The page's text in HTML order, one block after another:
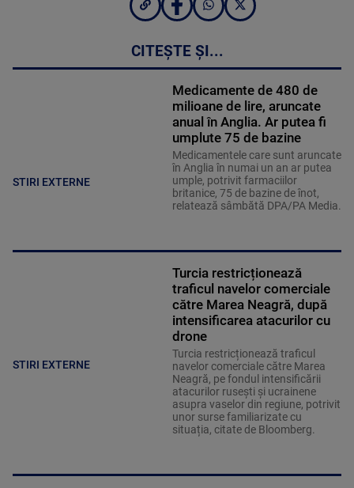
CITEȘTE ȘI...
STIRI EXTERNE
Medicamente de 480 de
milioane de lire, aruncate
anual în Anglia. Ar putea fi
umplute 75 de bazine
Medicamentele care sunt aruncate
în Anglia în numai un an ar putea
umple, potrivit farmaciilor
britanice, 75 de bazine de înot,
relatează sâmbătă DPA/PA Media.
STIRI EXTERNE
Turcia restricționează
traficul navelor comerciale
către Marea Neagră, după
intensificarea atacurilor cu
drone
Turcia restricționează traficul
navelor comerciale către Marea
Neagră, pe fondul intensificării
atacurilor rusești și ucrainene
asupra vaselor din regiune, potrivit
unor surse familiarizate cu
situația, citate de Bloomberg.